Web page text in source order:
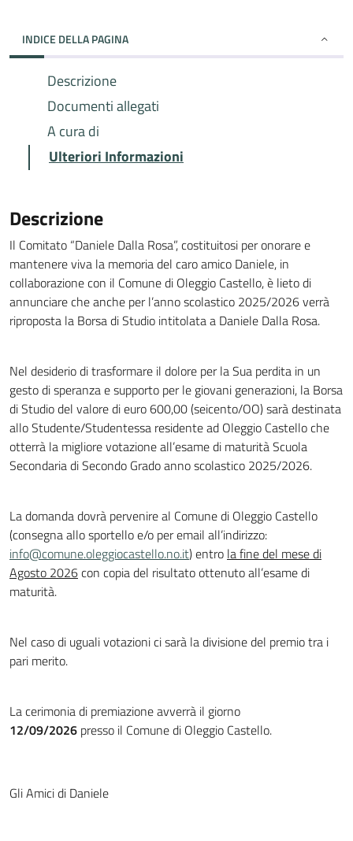
INDICE DELLA PAGINA
Descrizione
Documenti allegati
A cura di
Ulteriori Informazioni
Descrizione
Il Comitato “Daniele Dalla Rosa”, costituitosi per onorare e
mantenere viva la memoria del caro amico Daniele, in
collaborazione con il Comune di Oleggio Castello, è lieto di
annunciare che anche per l’anno scolastico 2025/2026 verrà
riproposta la Borsa di Studio intitolata a Daniele Dalla Rosa.
Nel desiderio di trasformare il dolore per la Sua perdita in un
gesto di speranza e supporto per le giovani generazioni, la Borsa
di Studio del valore di euro 600,00 (seicento/OO) sarà destinata
allo Studente/Studentessa residente ad Oleggio Castello che
otterrà la migliore votazione all’esame di maturità Scuola
Secondaria di Secondo Grado anno scolastico 2025/2026.
La domanda dovrà pervenire al Comune di Oleggio Castello
(consegna allo sportello e/o per email all’indirizzo:
info@comune.oleggiocastello.no.it) entro la fine del mese di
Agosto 2026con copia del risultato ottenuto all’esame di
maturità.
Nel caso di uguali votazioni ci sarà la divisione del premio tra i
pari merito.
La cerimonia di premiazione avverrà il giorno
12/09/2026 presso il Comune di Oleggio Castello.
Gli Amici di Daniele